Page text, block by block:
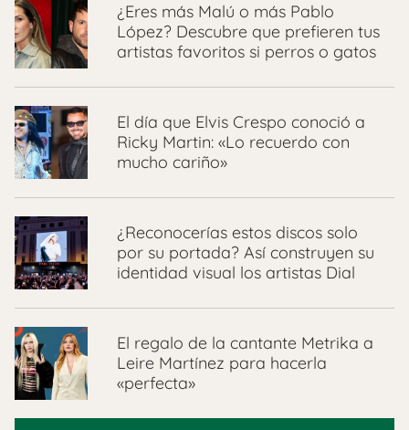
¿Eres más Malú o más Pablo
López? Descubre que prefieren tus
artistas favoritos si perros o gatos
El día que Elvis Crespo conoció a
Ricky Martin: «Lo recuerdo con
mucho cariño»
¿Reconocerías estos discos solo
por su portada? Así construyen su
identidad visual los artistas Dial
El regalo de la cantante Metrika a
Leire Martínez para hacerla
«perfecta»